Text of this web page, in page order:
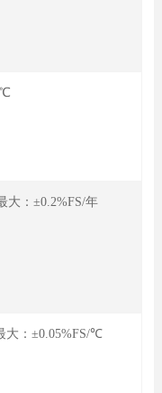
：±0.2%FS/年
：±0.05%FS/℃